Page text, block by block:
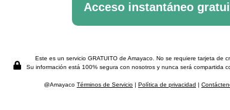
Este es un servicio GRATUITO de Amayaco. No se requiere tarjeta de
Su información está 100% segura con nosotros y nunca será compartida
@Amayaco Términos de Servicio | Política de privacidad |